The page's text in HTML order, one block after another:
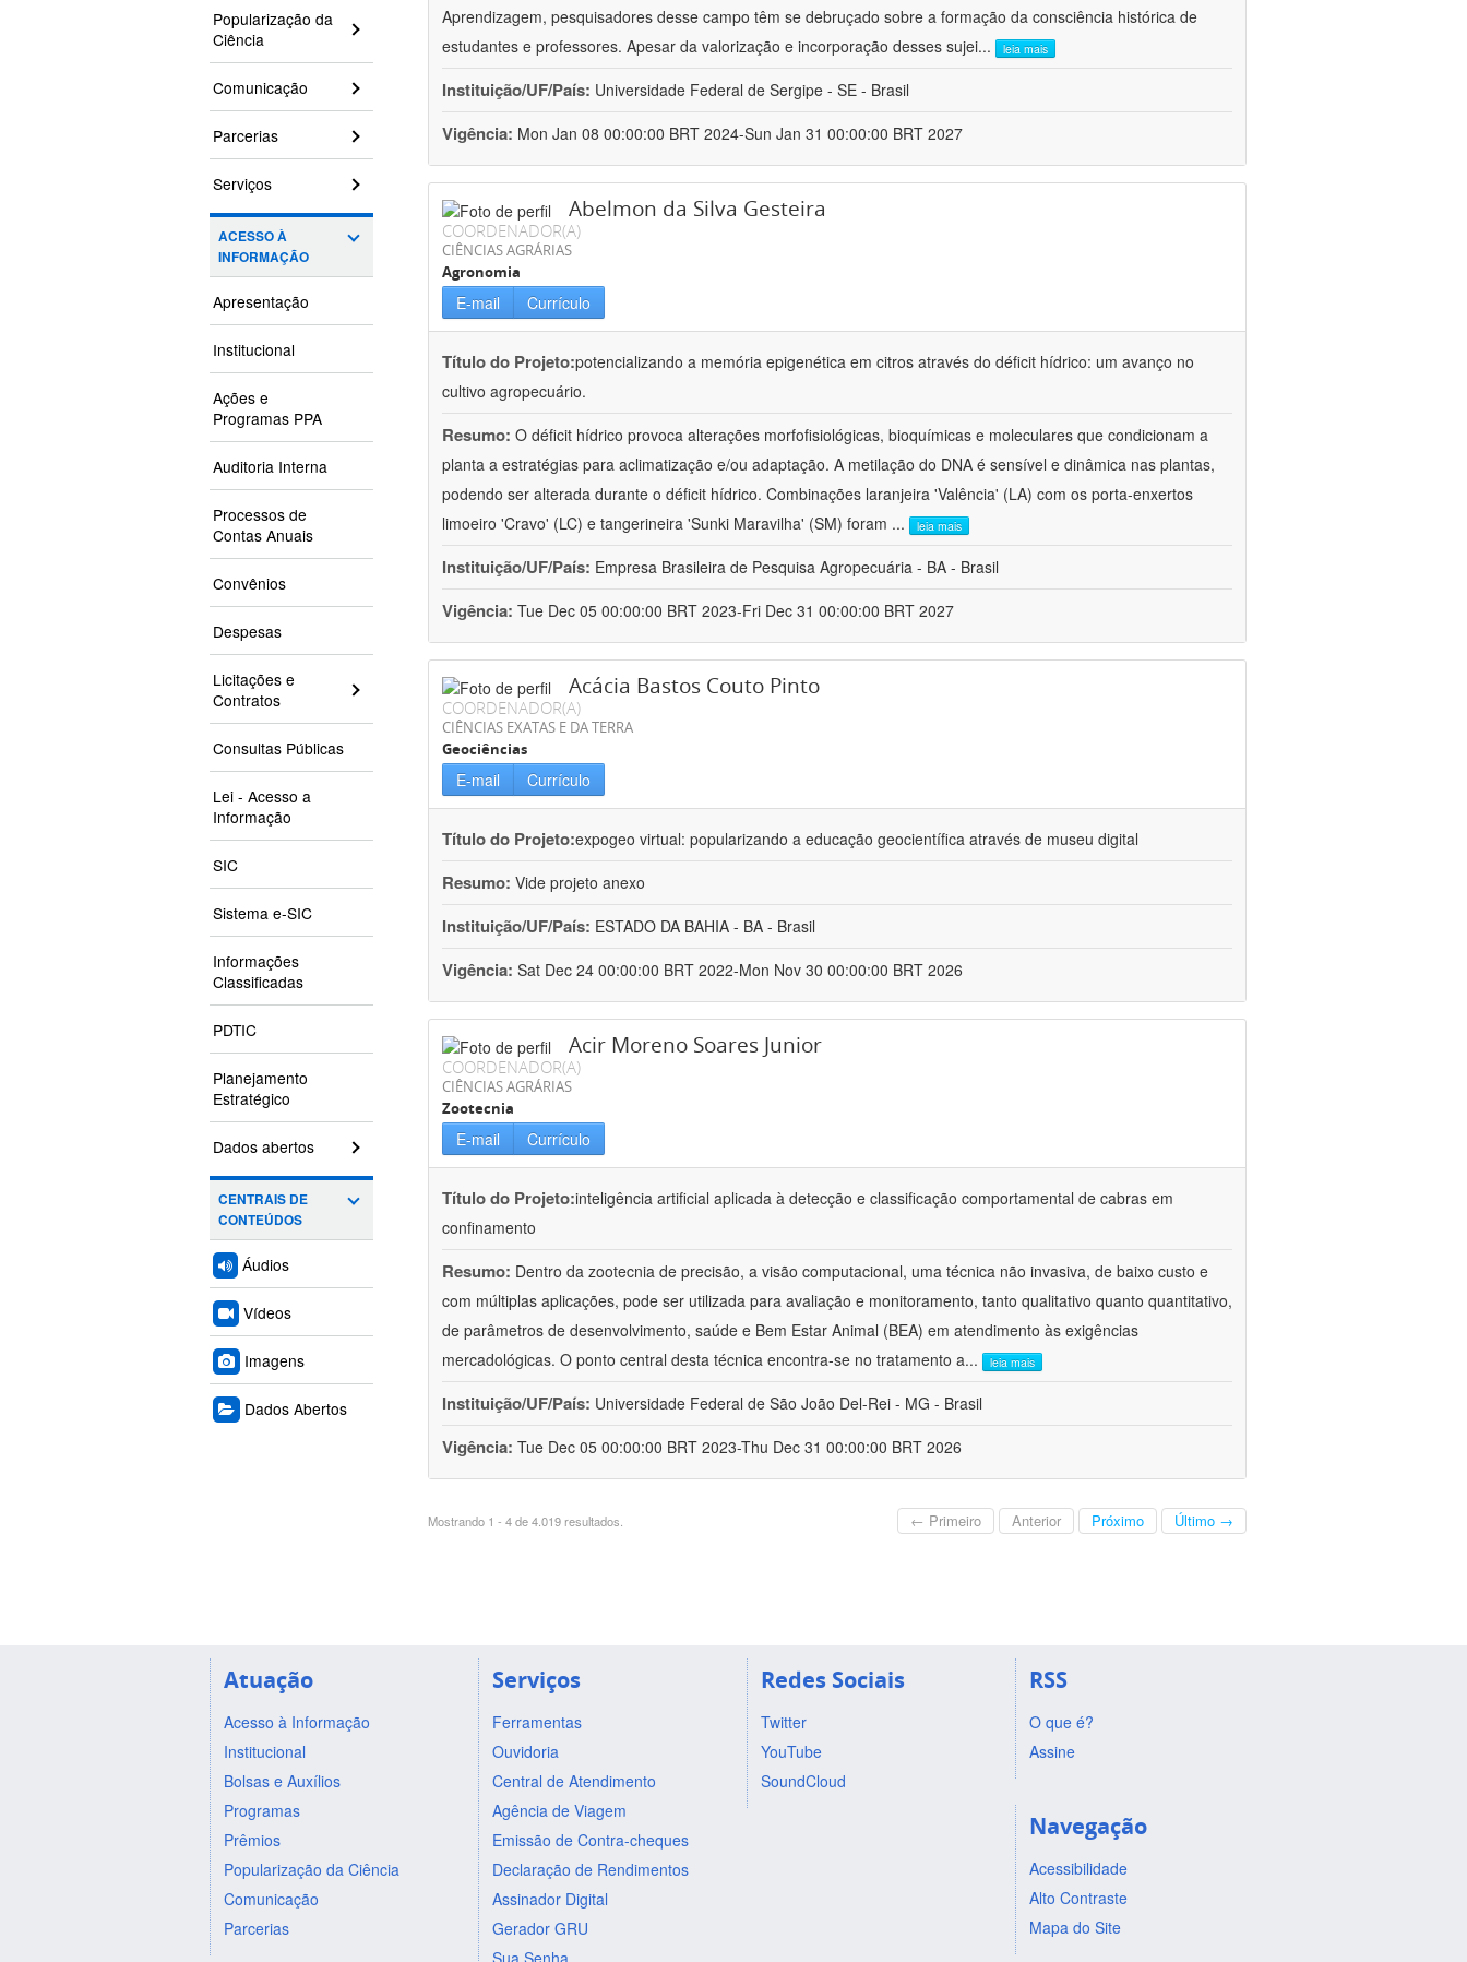
Popularização da
Ciência
Comunicação
Parcerias
Serviços
ACESSO À
INFORMAÇÃO
Apresentação
Institucional
Ações e
Programas PPA
Auditoria Interna
Processos de
Contas Anuais
Convênios
Despesas
Licitações e
Contratos
Consultas Públicas
Lei - Acesso a
Informação
SIC
Sistema e-SIC
Informações
Classificadas
PDTIC
Planejamento
Estratégico
Dados abertos
CENTRAIS DE
CONTEÚDOS
Áudios
Vídeos
Imagens
Dados Abertos
Aprendizagem, pesquisadores desse campo têm se debruçado sobre a formação da consciência histórica de
estudantes e professores. Apesar da valorização e incorporação desses sujei... leia mais
Instituição/UF/País: Universidade Federal de Sergipe - SE - Brasil
Vigência: Mon Jan 08 00:00:00 BRT 2024-Sun Jan 31 00:00:00 BRT 2027
Abelmon da Silva Gesteira
COORDENADOR(A)
CIÊNCIAS AGRÁRIAS
Agronomia
E-mail Currículo
Título do Projeto:potencializando a memória epigenética em citros através do déficit hídrico: um avanço no
cultivo agropecuário.
Resumo: O déficit hídrico provoca alterações morfofisiológicas, bioquímicas e moleculares que condicionam a
planta a estratégias para aclimatização e/ou adaptação. A metilação do DNA é sensível e dinâmica nas plantas,
podendo ser alterada durante o déficit hídrico. Combinações laranjeira 'Valência' (LA) com os porta-enxertos
limoeiro 'Cravo' (LC) e tangerineira 'Sunki Maravilha' (SM) foram ... leia mais
Instituição/UF/País: Empresa Brasileira de Pesquisa Agropecuária - BA - Brasil
Vigência: Tue Dec 05 00:00:00 BRT 2023-Fri Dec 31 00:00:00 BRT 2027
Acácia Bastos Couto Pinto
COORDENADOR(A)
CIÊNCIAS EXATAS E DA TERRA
Geociências
E-mail Currículo
Título do Projeto:expogeo virtual: popularizando a educação geocientífica através de museu digital
Resumo: Vide projeto anexo
Instituição/UF/País: ESTADO DA BAHIA - BA - Brasil
Vigência: Sat Dec 24 00:00:00 BRT 2022-Mon Nov 30 00:00:00 BRT 2026
Acir Moreno Soares Junior
COORDENADOR(A)
CIÊNCIAS AGRÁRIAS
Zootecnia
E-mail Currículo
Título do Projeto:inteligência artificial aplicada à detecção e classificação comportamental de cabras em
confinamento
Resumo: Dentro da zootecnia de precisão, a visão computacional, uma técnica não invasiva, de baixo custo e
com múltiplas aplicações, pode ser utilizada para avaliação e monitoramento, tanto qualitativo quanto quantitativo,
de parâmetros de desenvolvimento, saúde e Bem Estar Animal (BEA) em atendimento às exigências
mercadológicas. O ponto central desta técnica encontra-se no tratamento a... leia mais
Instituição/UF/País: Universidade Federal de São João Del-Rei - MG - Brasil
Vigência: Tue Dec 05 00:00:00 BRT 2023-Thu Dec 31 00:00:00 BRT 2026
Mostrando 1 - 4 de 4.019 resultados. ← Primeiro Anterior Próximo Último →
Atuação
Acesso à Informação
Institucional
Bolsas e Auxílios
Programas
Prêmios
Popularização da Ciência
Comunicação
Parcerias
Serviços
Ferramentas
Ouvidoria
Central de Atendimento
Agência de Viagem
Emissão de Contra-cheques
Declaração de Rendimentos
Assinador Digital
Gerador GRU
Sua Senha
Redes Sociais
Twitter
YouTube
SoundCloud
RSS
O que é?
Assine
Navegação
Acessibilidade
Alto Contraste
Mapa do Site